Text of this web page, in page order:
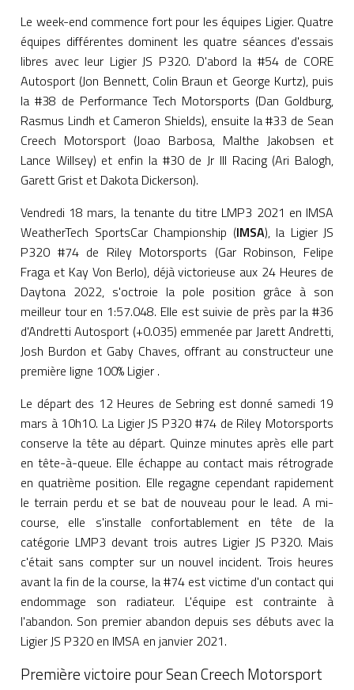
Le week-end commence fort pour les équipes Ligier. Quatre
équipes différentes dominent les quatre séances d'essais
libres avec leur Ligier JS P320. D'abord la #54 de CORE
Autosport (Jon Bennett, Colin Braun et George Kurtz), puis
la #38 de Performance Tech Motorsports (Dan Goldburg,
Rasmus Lindh et Cameron Shields), ensuite la #33 de Sean
Creech Motorsport (Joao Barbosa, Malthe Jakobsen et
Lance Willsey) et enfin la #30 de Jr III Racing (Ari Balogh,
Garett Grist et Dakota Dickerson).
Vendredi 18 mars, la tenante du titre LMP3 2021 en IMSA
WeatherTech SportsCar Championship (IMSA), la Ligier JS
P320 #74 de Riley Motorsports (Gar Robinson, Felipe
Fraga et Kay Von Berlo), déjà victorieuse aux 24 Heures de
Daytona 2022, s'octroie la pole position grâce à son
meilleur tour en 1:57.048. Elle est suivie de près par la #36
d'Andretti Autosport (+0.035) emmenée par Jarett Andretti,
Josh Burdon et Gaby Chaves, offrant au constructeur une
première ligne 100% Ligier .
Le départ des 12 Heures de Sebring est donné samedi 19
mars à 10h10. La Ligier JS P320 #74 de Riley Motorsports
conserve la tête au départ. Quinze minutes après elle part
en tête-à-queue. Elle échappe au contact mais rétrograde
en quatrième position. Elle regagne cependant rapidement
le terrain perdu et se bat de nouveau pour le lead. A mi-
course, elle s'installe confortablement en tête de la
catégorie LMP3 devant trois autres Ligier JS P320. Mais
c'était sans compter sur un nouvel incident. Trois heures
avant la fin de la course, la #74 est victime d'un contact qui
endommage son radiateur. L'équipe est contrainte à
l'abandon. Son premier abandon depuis ses débuts avec la
Ligier JS P320 en IMSA en janvier 2021.
Première victoire pour Sean Creech Motorsport